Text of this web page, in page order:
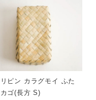
ピン カラグモイ ふた
ゴ(長方 S)